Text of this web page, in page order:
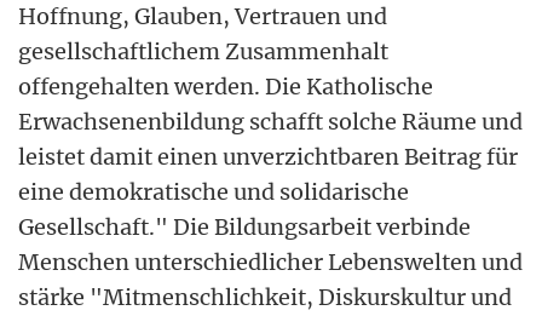
Hoffnung, Glauben, Vertrauen und
gesellschaftlichem Zusammenhalt
offengehalten werden. Die Katholische
Erwachsenenbildung schafft solche Räume und
leistet damit einen unverzichtbaren Beitrag für
eine demokratische und solidarische
Gesellschaft." Die Bildungsarbeit verbinde
Menschen unterschiedlicher Lebenswelten und
stärke "Mitmenschlichkeit, Diskurskultur und